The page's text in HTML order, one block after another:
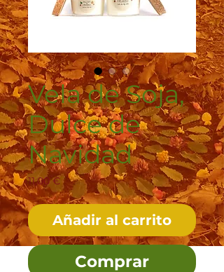
Vela de Soja,
Dulce de
Navidad
11,00 €Precio
Añadir al carrito
Comprar